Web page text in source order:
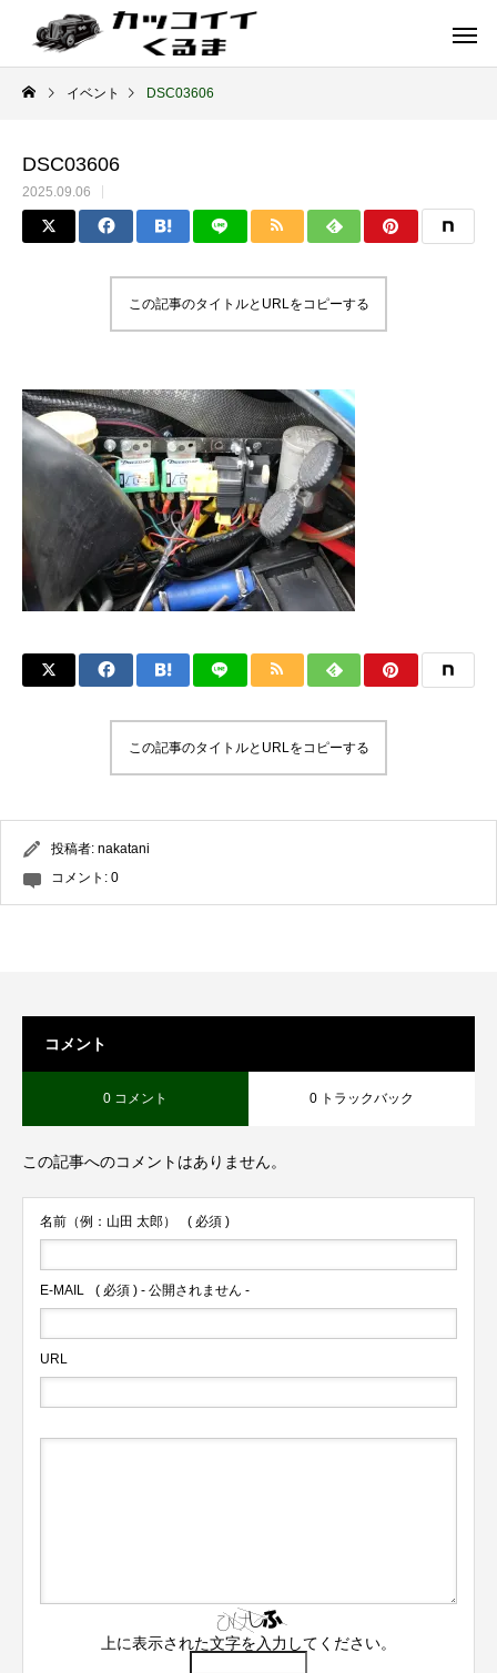
イギリス車
ENGLAND
ドイツ車
GERMANY
イベント DSC03606
DSC03606
2025.09.06
この記事のタイトルとURLをコピーする
この記事のタイトルとURLをコピーする
投稿者: nakatani
コメント: 0
コメント
0 コメント 0 トラックバック
この記事へのコメントはありません。
名前（例：山田 太郎） ( 必須 )
E-MAIL ( 必須 ) - 公開されません -
URL
上に表示された文字を入力してください。